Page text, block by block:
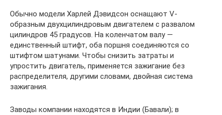
Обычно модели Харлей Дэвидсон оснащают V-
образным двухцилиндровым двигателем с развалом
цилиндров 45 градусов. На коленчатом валу —
единственный штифт, оба поршня соединяются со
штифтом шатунами. Чтобы снизить затраты и
упростить двигатель, применяется зажигание без
распределителя, другими словами, двойная система
зажигания.
Заводы компании находятся в Индии (Бавали); в